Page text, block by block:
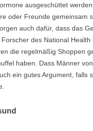
ausgeschüttet
oder Freunde gemeinsam
auch dafür, dass das
des National Health
die regelmäßig Shoppen
haben. Dass Männer
ein gutes Argument, falls